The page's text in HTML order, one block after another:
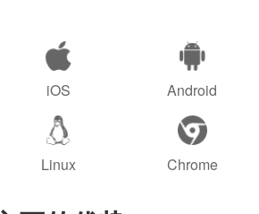
iOS Android
Linux Chrome